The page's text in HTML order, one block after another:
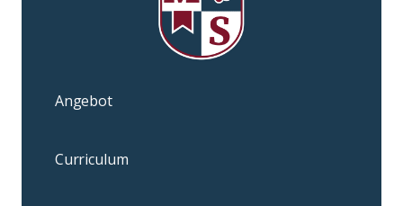
Angebot
Curriculum